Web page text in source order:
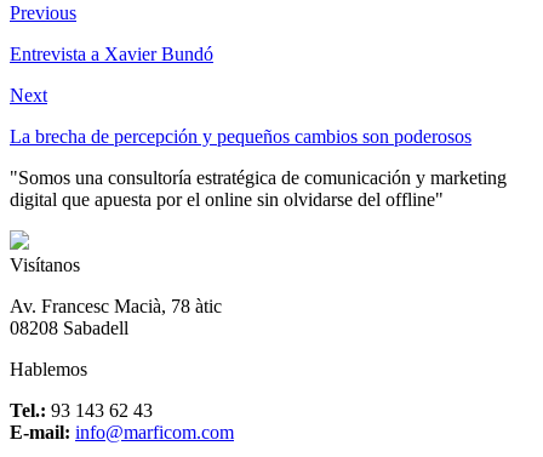
Previous
Entrevista a Xavier Bundó
Next
La brecha de percepción y pequeños cambios son poderosos
"Somos una consultoría estratégica de comunicación y marketing
digital que apuesta por el online sin olvidarse del offline"
Visítanos
Av. Francesc Macià, 78 àtic
08208 Sabadell
Hablemos
Tel.: 93 143 62 43
E-mail: info@marficom.com